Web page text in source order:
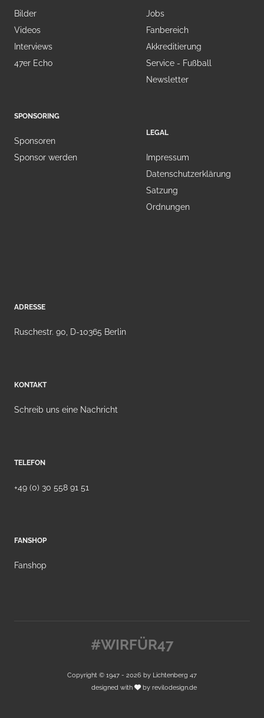
Bilder
Videos
Interviews
47er Echo
SPONSORING
Sponsoren
Sponsor werden
Jobs
Fanbereich
Akkreditierung
Service - Fußball
Newsletter
LEGAL
Impressum
Datenschutzerklärung
Satzung
Ordnungen
ADRESSE
Ruschestr. 90, D-10365 Berlin
KONTAKT
Schreib uns eine Nachricht
TELEFON
+49 (0) 30 558 91 51
FANSHOP
Fanshop
#WIRFÜR47
Copyright © 1947 - 2026 by Lichtenberg 47
designed with
by revilodesign.de